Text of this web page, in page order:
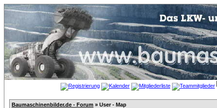
Baumaschinenbilder.de - Forum » User - Map